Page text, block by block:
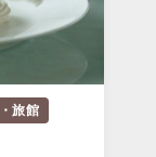
旅館